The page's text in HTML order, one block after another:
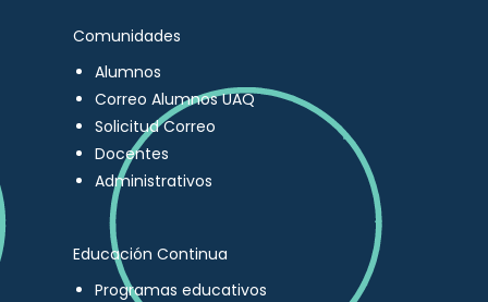
Comunidades
Alumnos
Correo Alumnos UAQ
Solicitud Correo
Docentes
Administrativos
Educación Continua
Programas educativos